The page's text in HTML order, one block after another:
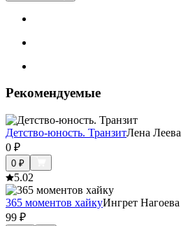
Рекомендуемые
Детство-юность. ТранзитЛена Леева
0 ₽
0 ₽
5.02
365 моментов хайкуИнгрет Нагоева
99 ₽